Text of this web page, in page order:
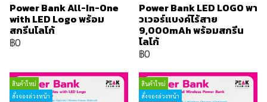
Power Bank All-In-One
with LED Logo พร้อม
สกรีนโลโก้
฿0
Power Bank LED LOGO พา
วเวอร์แบงค์ไร้สาย
9,000mAh พร้อมสกรีน
โลโก้
฿0
สินค้าใหม่
สั่งจองล่วงหน้า
สินค้าใหม่
สั่งจองล่วงหน้า